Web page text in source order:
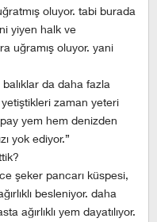
oluyor. tabi burada
yiyen halk ve
uğramış oluyor. yani
da daha fazla
zaman yeteri
yem hem denizden
yok ediyor.”
şeker pancarı küspesi,
besleniyor. daha
ağırlıklı yem dayatılıyor.